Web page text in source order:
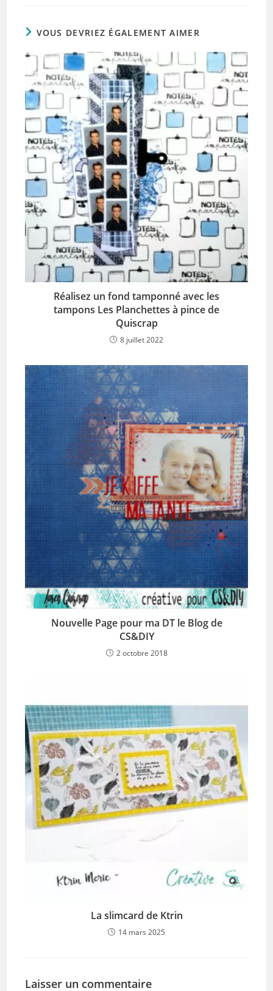
VOUS DEVRIEZ ÉGALEMENT AIMER
Réalisez un fond tamponné avec les
tampons Les Planchettes à pince de
Quiscrap
8 juillet 2022
Nouvelle Page pour ma DT le Blog de
CS&DIY
2 octobre 2018
La slimcard de Ktrin
14 mars 2025
Laisser un commentaire